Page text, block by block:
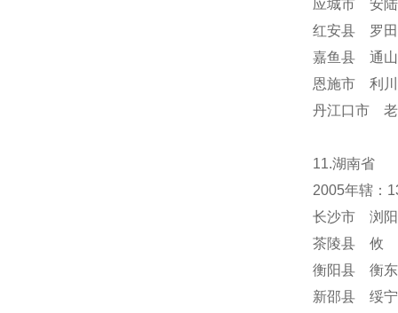
应城市 安
红安县 罗
嘉鱼县 通
恩施市 利
丹江口市
11.湖南省
2005年辖：
长沙市 浏
茶陵县 攸
衡阳县 衡
新邵县 绥